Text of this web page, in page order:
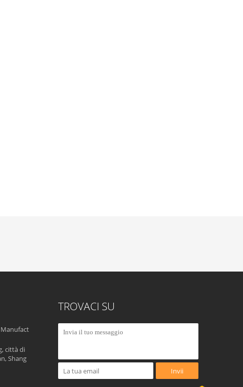
città di
Shang
TROVACI SU
Invii